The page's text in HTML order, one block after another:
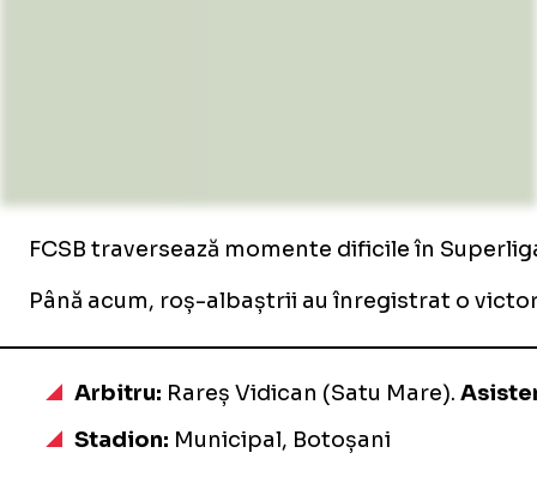
FCSB traversează momente dificile în
Până acum, roș-albaștrii au înregistrat o
Arbitru: Rareș Vidican (Satu Mare).
Stadion: Municipal, Botoșani